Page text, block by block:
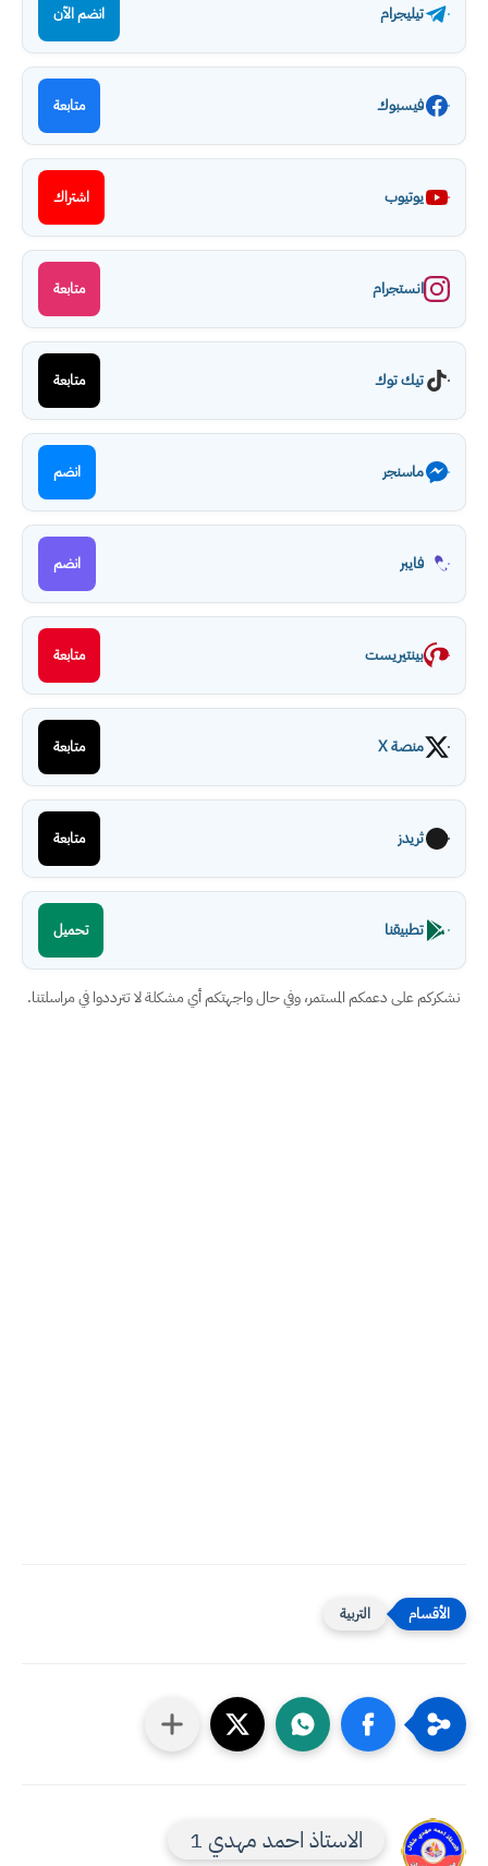
تيليجرام انضم الآن
فيسبوك متابعة
يوتيوب اشتراك
انستجرام متابعة
تيك توك متابعة
ماسنجر انضم
فايبر انضم
بينتيريست متابعة
منصة X متابعة
ثريدز متابعة
تطبيقنا تحميل
نشكركم على دعمكم المستمر، وفي حال واجهتكم أي مشكلة لا تترددوا في مراسلتنا.
التربية
الاستاذ احمد مهدي 1